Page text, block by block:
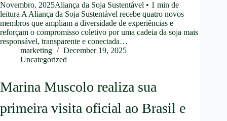
Novembro, 2025Aliança da Soja Sustentável • 1 min de
leitura A Aliança da Soja Sustentável recebe quatro novos
membros que ampliam a diversidade de experiências e
reforçam o compromisso coletivo por uma cadeia da soja mais
responsável, transparente e conectada…
marketing
December 19, 2025
Uncategorized
Marina Muscolo realiza sua
primeira visita oficial ao Brasil e